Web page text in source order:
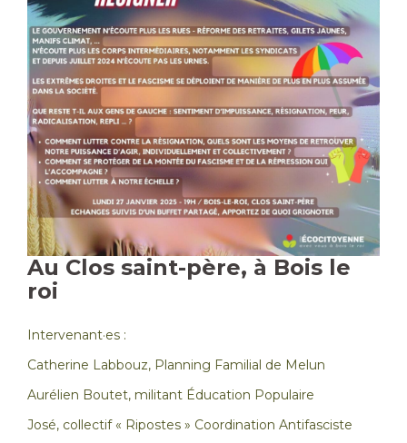
Au Clos saint-père, à Bois le
roi
Intervenant·es :
Catherine Labbouz, Planning Familial de Melun
Aurélien Boutet, militant Éducation Populaire
José, collectif « Ripostes » Coordination Antifasciste